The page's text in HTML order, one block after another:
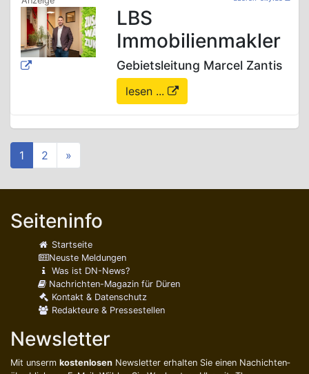
LBS
Immobilienmakler
Gebietsleitung Marcel Zantis
lesen ...
1 2 »
Seiteninfo
Startseite
Neuste Meldungen
Was ist DN-News?
Nachrichten-Magazin für Düren
Kontakt & Datenschutz
Redakteure & Pressestellen
Newsletter
Mit unserm kostenlosen Newsletter erhalten Sie einen Nachichten­